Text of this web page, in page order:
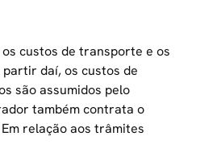
custos de transporte e os
daí, os custos de
são assumidos pelo
também contrata o
relação aos trâmites